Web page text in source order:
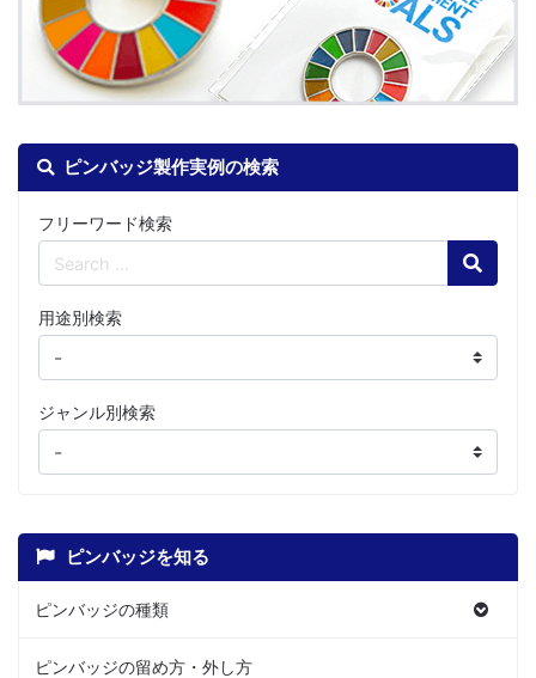
ピンバッジ製作実例の検索
フリーワード検索
Search
用途別検索
ジャンル別検索
ピンバッジを知る
ピンバッジの種類
ピンバッジの留め方・外し方